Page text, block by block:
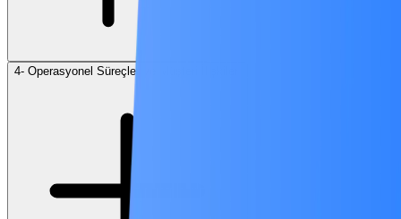
4- Operasyonel Süreçler ve Müşteri İlişkileri